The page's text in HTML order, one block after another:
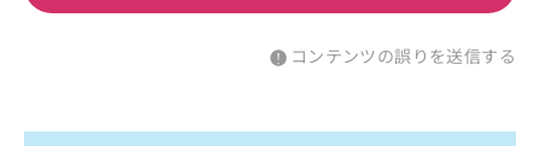
コンテンツの誤りを送信する